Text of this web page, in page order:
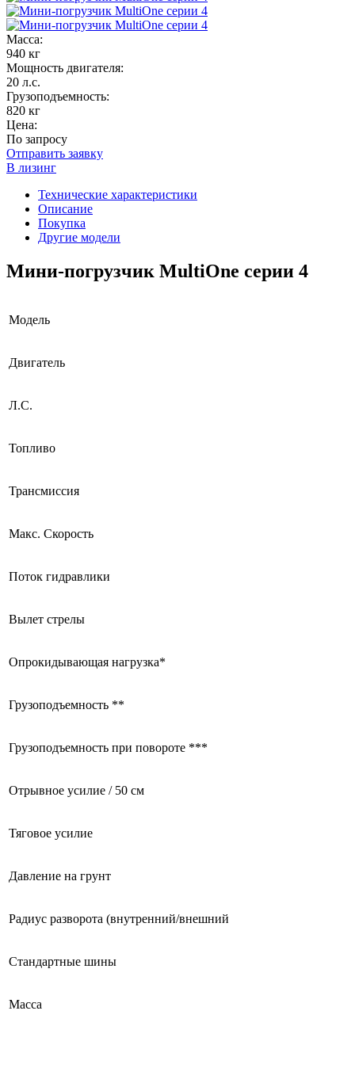
Масса:
940 кг
Мощность двигателя:
20 л.с.
Грузоподъемность:
820 кг
Цена:
По запросу
Отправить заявку
В лизинг
Технические характеристики
Описание
Покупка
Другие модели
Мини-погрузчик MultiОne серии 4
Модель
Двигатель
Л.С.
Топливо
Трансмиссия
Макс. Скорость
Поток гидравлики
Вылет стрелы
Опрокидывающая нагрузка*
Грузоподъемность **
Грузоподъемность при повороте ***
Отрывное усилие / 50 см
Тяговое усилие
Давление на грунт
Радиус разворота (внутренний/внешний
Стандартные шины
Масса